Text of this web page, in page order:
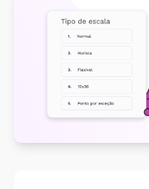
Conheça
Conheça
forma